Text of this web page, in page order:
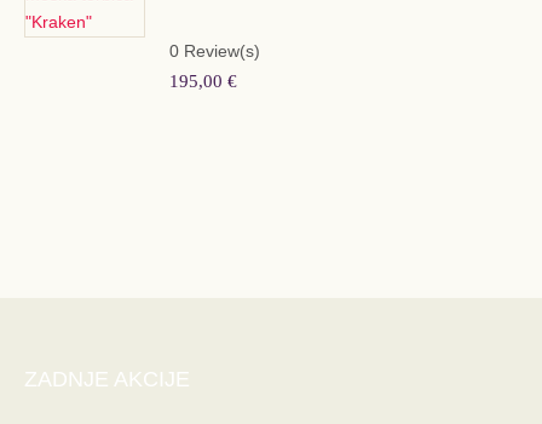
0 Review(s)
195,00 €
ZADNJE AKCIJE